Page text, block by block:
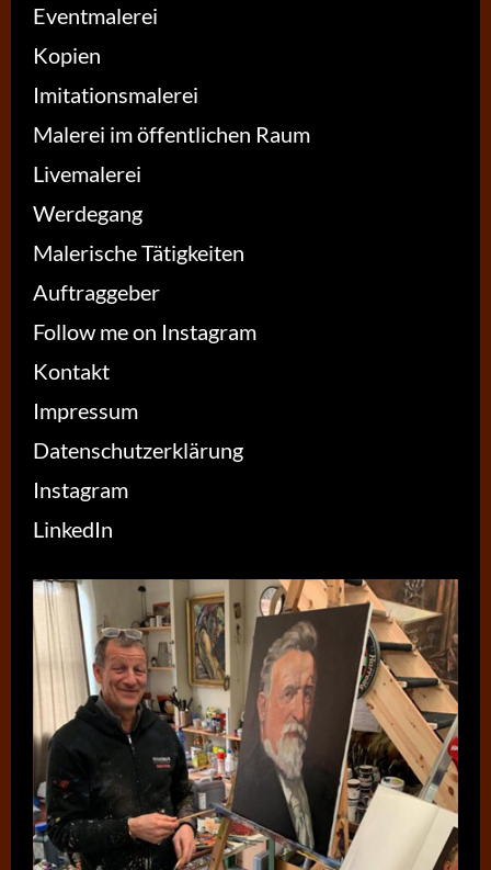
Eventmalerei
Kopien
Imitationsmalerei
Malerei im öffentlichen Raum
Livemalerei
Werdegang
Malerische Tätigkeiten
Auftraggeber
Follow me on Instagram
Kontakt
Impressum
Datenschutzerklärung
Instagram
LinkedIn